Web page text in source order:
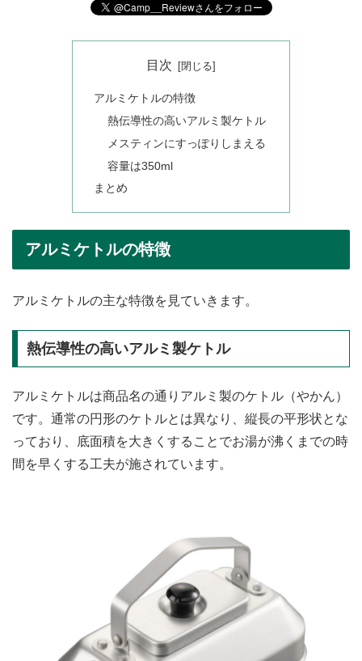
目次
アルミケトルの特徴
熱伝導性の高いアルミ製ケトル
メスティンにすっぽりしまえる
容量は350ml
まとめ
アルミケトルの特徴
アルミケトルの主な特徴を見ていきます。
熱伝導性の高いアルミ製ケトル
アルミケトルは商品名の通りアルミ製のケトル（やかん）
です。通常の円形のケトルとは異なり、縦長の平形状とな
っており、底面積を大きくすることでお湯が沸くまでの時
間を早くする工夫が施されています。